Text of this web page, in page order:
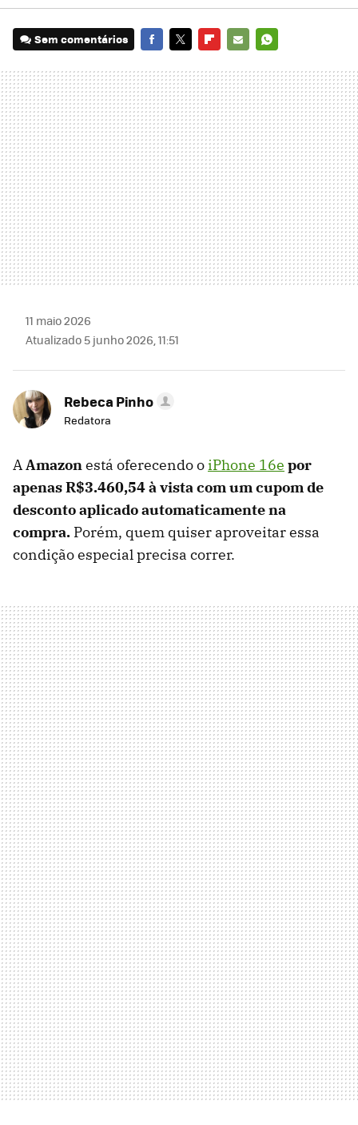
Sem comentários
MAIL
11 maio 2026
Atualizado 5 junho 2026, 11:51
Rebeca Pinho
Redatora
AAmazonestá oferecendo oiPhone 16e por
apenasR$3.460,54à vista com um cupom de
desconto aplicado automaticamente na
compra. Porém, quem quiser aproveitar essa
condição especial precisa correr.